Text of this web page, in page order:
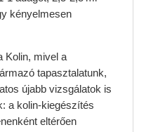
kényelmesen
Kolin, mivel a
tapasztalatunk,
újabb vizsgálatok is
a kolin-kiegészítés
eltérően